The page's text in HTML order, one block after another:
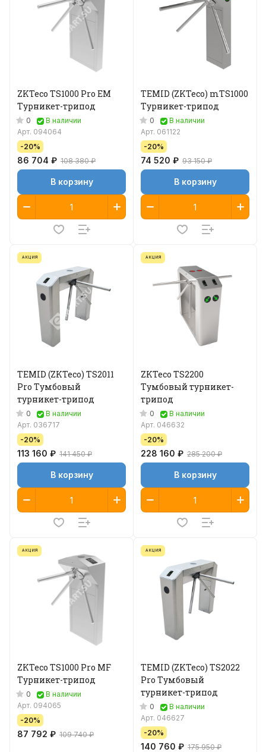
ZKTeco TS1000 Pro EM
Турникет-трипод
0
В наличии
Арт. 094064
-20%
86 704 ₽ 108 380 ₽
В корзину
TEMID (ZKTeco) mTS1000
Турникет-трипод
0
В наличии
Арт. 061122
-20%
74 520 ₽ 93 150 ₽
В корзину
АКЦИЯ
TEMID (ZKTeco) TS2011
Pro Тумбовый
турникет-трипод
0
В наличии
Арт. 036717
-20%
113 160 ₽ 141 450 ₽
В корзину
АКЦИЯ
ZKTeco TS2200
Тумбовый турникет-
трипод
0
В наличии
Арт. 046632
-20%
228 160 ₽ 285 200 ₽
В корзину
АКЦИЯ
ZKTeco TS1000 Pro MF
Турникет-трипод
0
В наличии
Арт. 094065
-20%
87 792 ₽ 109 740 ₽
АКЦИЯ
TEMID (ZKTeco) TS2022
Pro Тумбовый
турникет-трипод
0
В наличии
Арт. 046627
-20%
140 760 ₽ 175 950 ₽